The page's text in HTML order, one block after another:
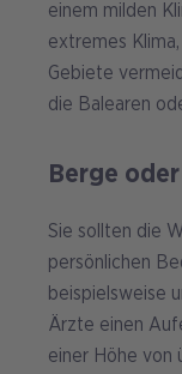
einem milden
extremes
Gebiete
die Balearen
Berge
Sie sollten die
persönlichen
beispielsweise
Ärzte einen
einer Höhe von